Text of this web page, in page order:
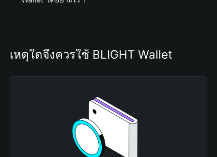
เหตุใดจึงควรใช้ BLIGHT Wallet